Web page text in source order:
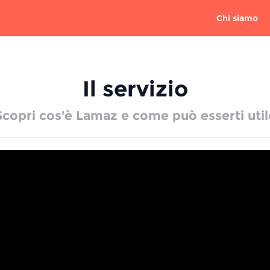
Chi siamo
Il servizio
cos'è Lamaz e come può esserti